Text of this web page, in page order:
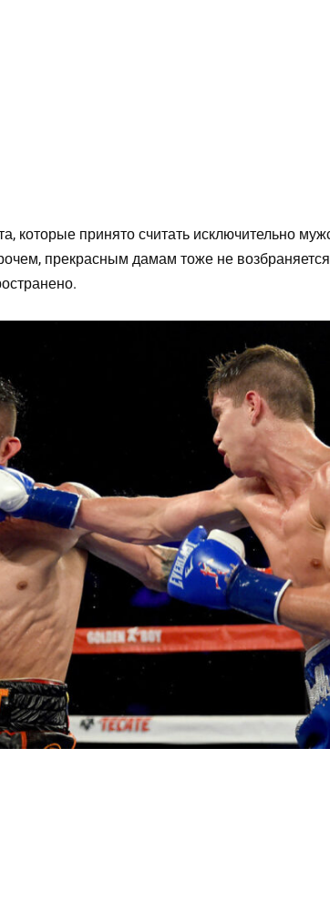
которые принято считать исключительно
прекрасным дамам тоже не